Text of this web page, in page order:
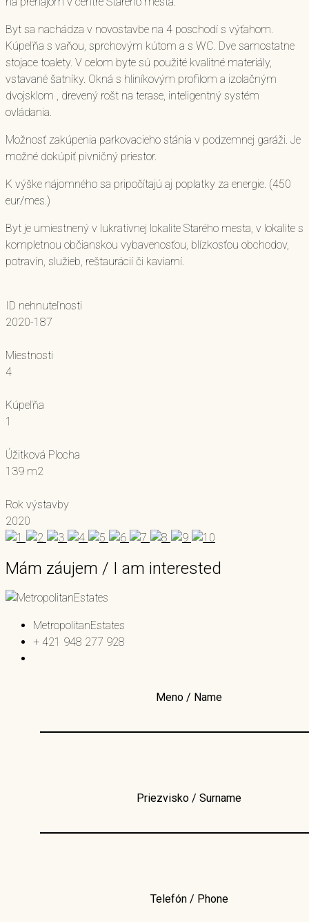
Byt sa nachádza v novostavbe na 4 poschodí s výťahom.
Kúpeľňa s vaňou, sprchovým kútom a s WC. Dve samostatne
stojace toalety. V celom byte sú použité kvalitné materiály,
vstavané šatníky. Okná s hliníkovým profilom a izolačným
dvojsklom , drevený rošt na terase, inteligentný systém
ovládania.
Možnosť zakúpenia parkovacieho stánia v podzemnej garáži. Je
možné dokúpiť pivničný priestor.
K výške nájomného sa pripočítajú aj poplatky za energie. (450
eur/mes.)
Byt je umiestnený v lukratívnej lokalite Starého mesta, v lokalite s
kompletnou občianskou vybavenosťou, blízkosťou obchodov,
potravín, služieb, reštaurácií či kaviarní.
ID nehnuteľnosti
2020-187
Miestnosti
4
Kúpeľňa
1
Úžitková Plocha
139 m2
Rok výstavby
2020
Mám záujem / I am interested
MetropolitanEstates
+ 421 948 277 928
Meno / Name
Priezvisko / Surname
Telefón / Phone